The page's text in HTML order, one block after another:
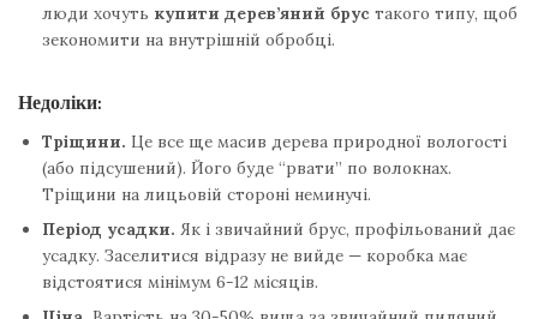
люди хочуть купити дерев’яний брус такого типу, щоб
зекономити на внутрішній обробці.
Недоліки:
Тріщини. Це все ще масив дерева природної вологості
(або підсушений). Його буде “рвати” по волокнах.
Тріщини на лицьовій стороні неминучі.
Період усадки. Як і звичайний брус, профільований дає
усадку. Заселитися відразу не вийде — коробка має
відстоятися мінімум 6-12 місяців.